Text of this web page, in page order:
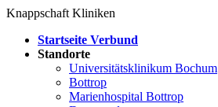
Knappschaft Kliniken
Startseite Verbund
Standorte
Universitätsklinikum Bochum
Bottrop
Marienhospital Bottrop